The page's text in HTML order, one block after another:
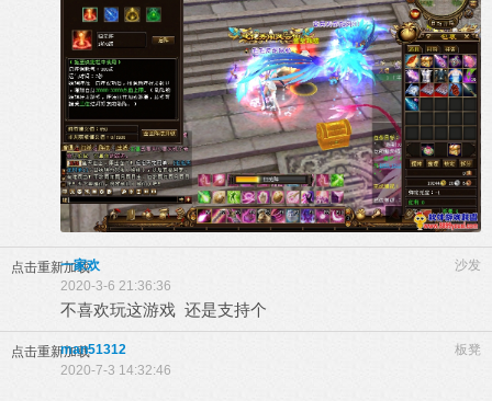
点击重新加载 沙发
一家欢
2020-3-6 21:36:36
不喜欢玩这游戏 还是支持个
点击重新加载 板凳
man51312
2020-7-3 14:32:46